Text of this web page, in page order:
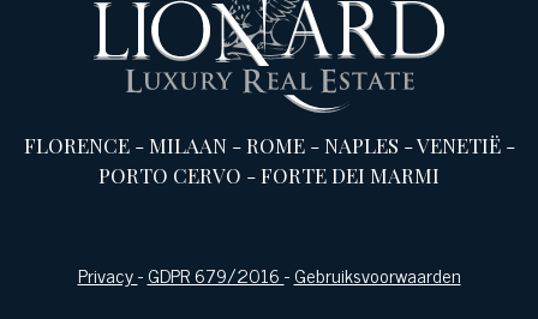
FLORENCE-MILAAN-ROME-NAPLES -VENETIË-
PORTO CERVO -FORTE DEI MARMI
Privacy-GDPR 679/2016-Gebruiksvoorwaarden